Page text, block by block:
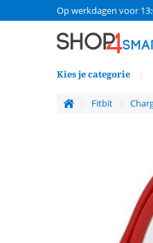
Op werkdagen voor
Kies je categorie
Fitbit